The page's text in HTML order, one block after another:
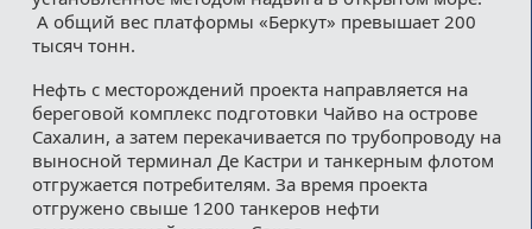
А общий вес платформы «Беркут» превышает 200
тысяч тонн.
Нефть с месторождений проекта направляется на
береговой комплекс подготовки Чайво на острове
Сахалин, а затем перекачивается по трубопроводу на
выносной терминал Де Кастри и танкерным флотом
отгружается потребителям. За время проекта
отгружено свыше 1200 танкеров нефти